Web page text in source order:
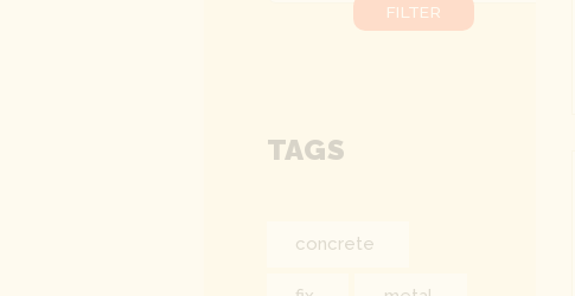
FILTER
TAGS
concrete